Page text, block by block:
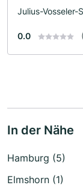
Julius-Vosseler-
0.0
In der Nähe
Hamburg (5)
Elmshorn (1)